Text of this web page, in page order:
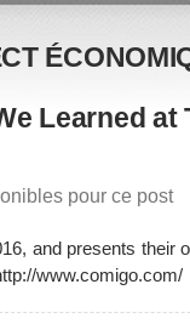
Learned at
pour ce post
and presents their
www.comigo.com/